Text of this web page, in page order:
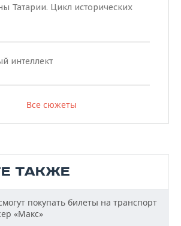
Татарии. Цикл исторических
интеллект
Все сюжеты
ТАКЖЕ
покупать билеты на транспорт
«Макс»